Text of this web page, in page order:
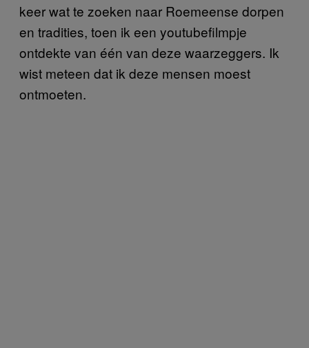
keer wat te zoeken naar Roemeense dorpen
en tradities, toen ik een youtubefilmpje
ontdekte van één van deze waarzeggers. Ik
wist meteen dat ik deze mensen moest
ontmoeten.